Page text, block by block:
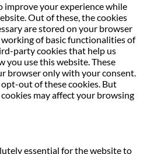
improve your experience while
Out of these, the cookies
are stored on your browser
of basic functionalities of
party cookies that help us
you use this website. These
browser only with your consent.
out of these cookies. But
may affect your browsing
essential for the website to